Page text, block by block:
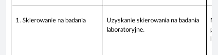
1. Skierowanie na badania
Uzyskanie skierowania na badania
laboratoryjne.